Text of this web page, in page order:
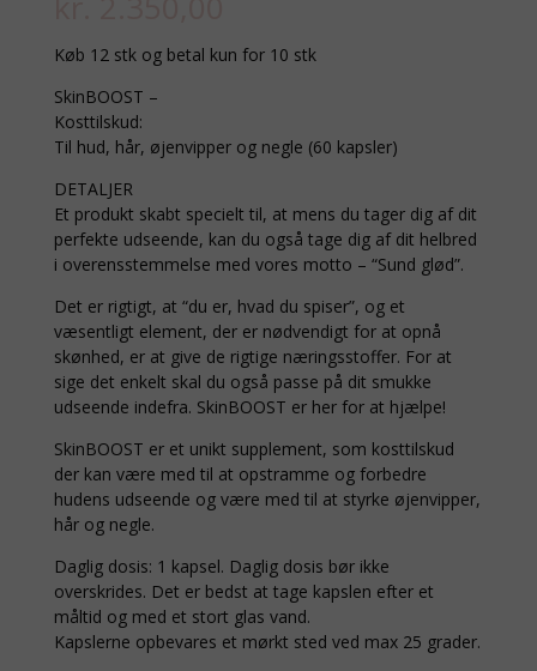
Køb 12 stk og betal kun for 10 stk
SkinBOOST –
Kosttilskud:
Til hud, hår, øjenvipper og negle (60 kapsler)
DETALJER
Et produkt skabt specielt til, at mens du tager dig af dit
perfekte udseende, kan du også tage dig af dit helbred
i overensstemmelse med vores motto – “Sund glød”.
Det er rigtigt, at “du er, hvad du spiser”, og et
væsentligt element, der er nødvendigt for at opnå
skønhed, er at give de rigtige næringsstoffer. For at
sige det enkelt skal du også passe på dit smukke
udseende indefra. SkinBOOST er her for at hjælpe!
SkinBOOST er et unikt supplement, som kosttilskud
der kan være med til at opstramme og forbedre
hudens udseende og være med til at styrke øjenvipper,
hår og negle.
Daglig dosis: 1 kapsel. Daglig dosis bør ikke
overskrides. Det er bedst at tage kapslen efter et
måltid og med et stort glas vand.
Kapslerne opbevares et mørkt sted ved max 25 grader.